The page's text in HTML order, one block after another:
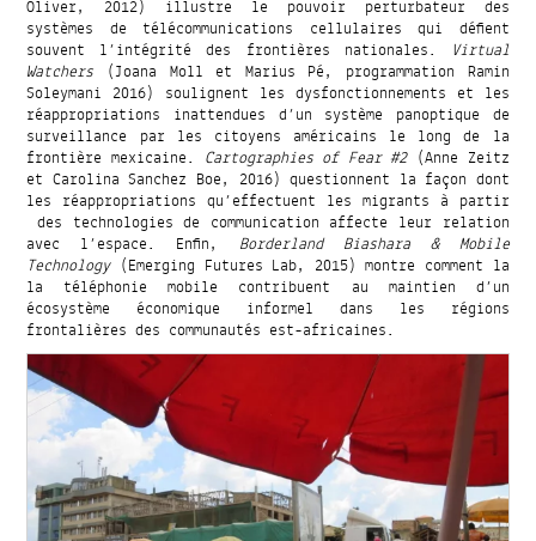
Oliver, 2012) illustre le pouvoir perturbateur des
systèmes de télécommunications cellulaires qui défient
souvent l’intégrité des frontières nationales. Virtual
Watchers (Joana Moll et Marius Pé, programmation Ramin
Soleymani 2016) soulignent les dysfonctionnements et les
réappropriations inattendues d’un système panoptique de
surveillance par les citoyens américains le long de la
frontière mexicaine. Cartographies of Fear #2 (Anne Zeitz
et Carolina Sanchez Boe, 2016) questionnent la façon dont
les réappropriations qu’effectuent les migrants à partir
des technologies de communication affecte leur relation
avec l’espace. Enfin, Borderland Biashara & Mobile
Technology(Emerging Futures Lab, 2015) montre comment la
la téléphonie mobile contribuent au maintien d’un
écosystème économique informel dans les régions
frontalières des communautés est-africaines.